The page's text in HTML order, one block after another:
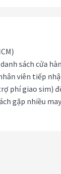
sách cửa
viên tiếp
phí giao sim)
gặp nhiều